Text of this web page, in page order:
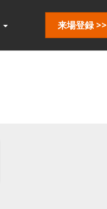
来場登録 >>